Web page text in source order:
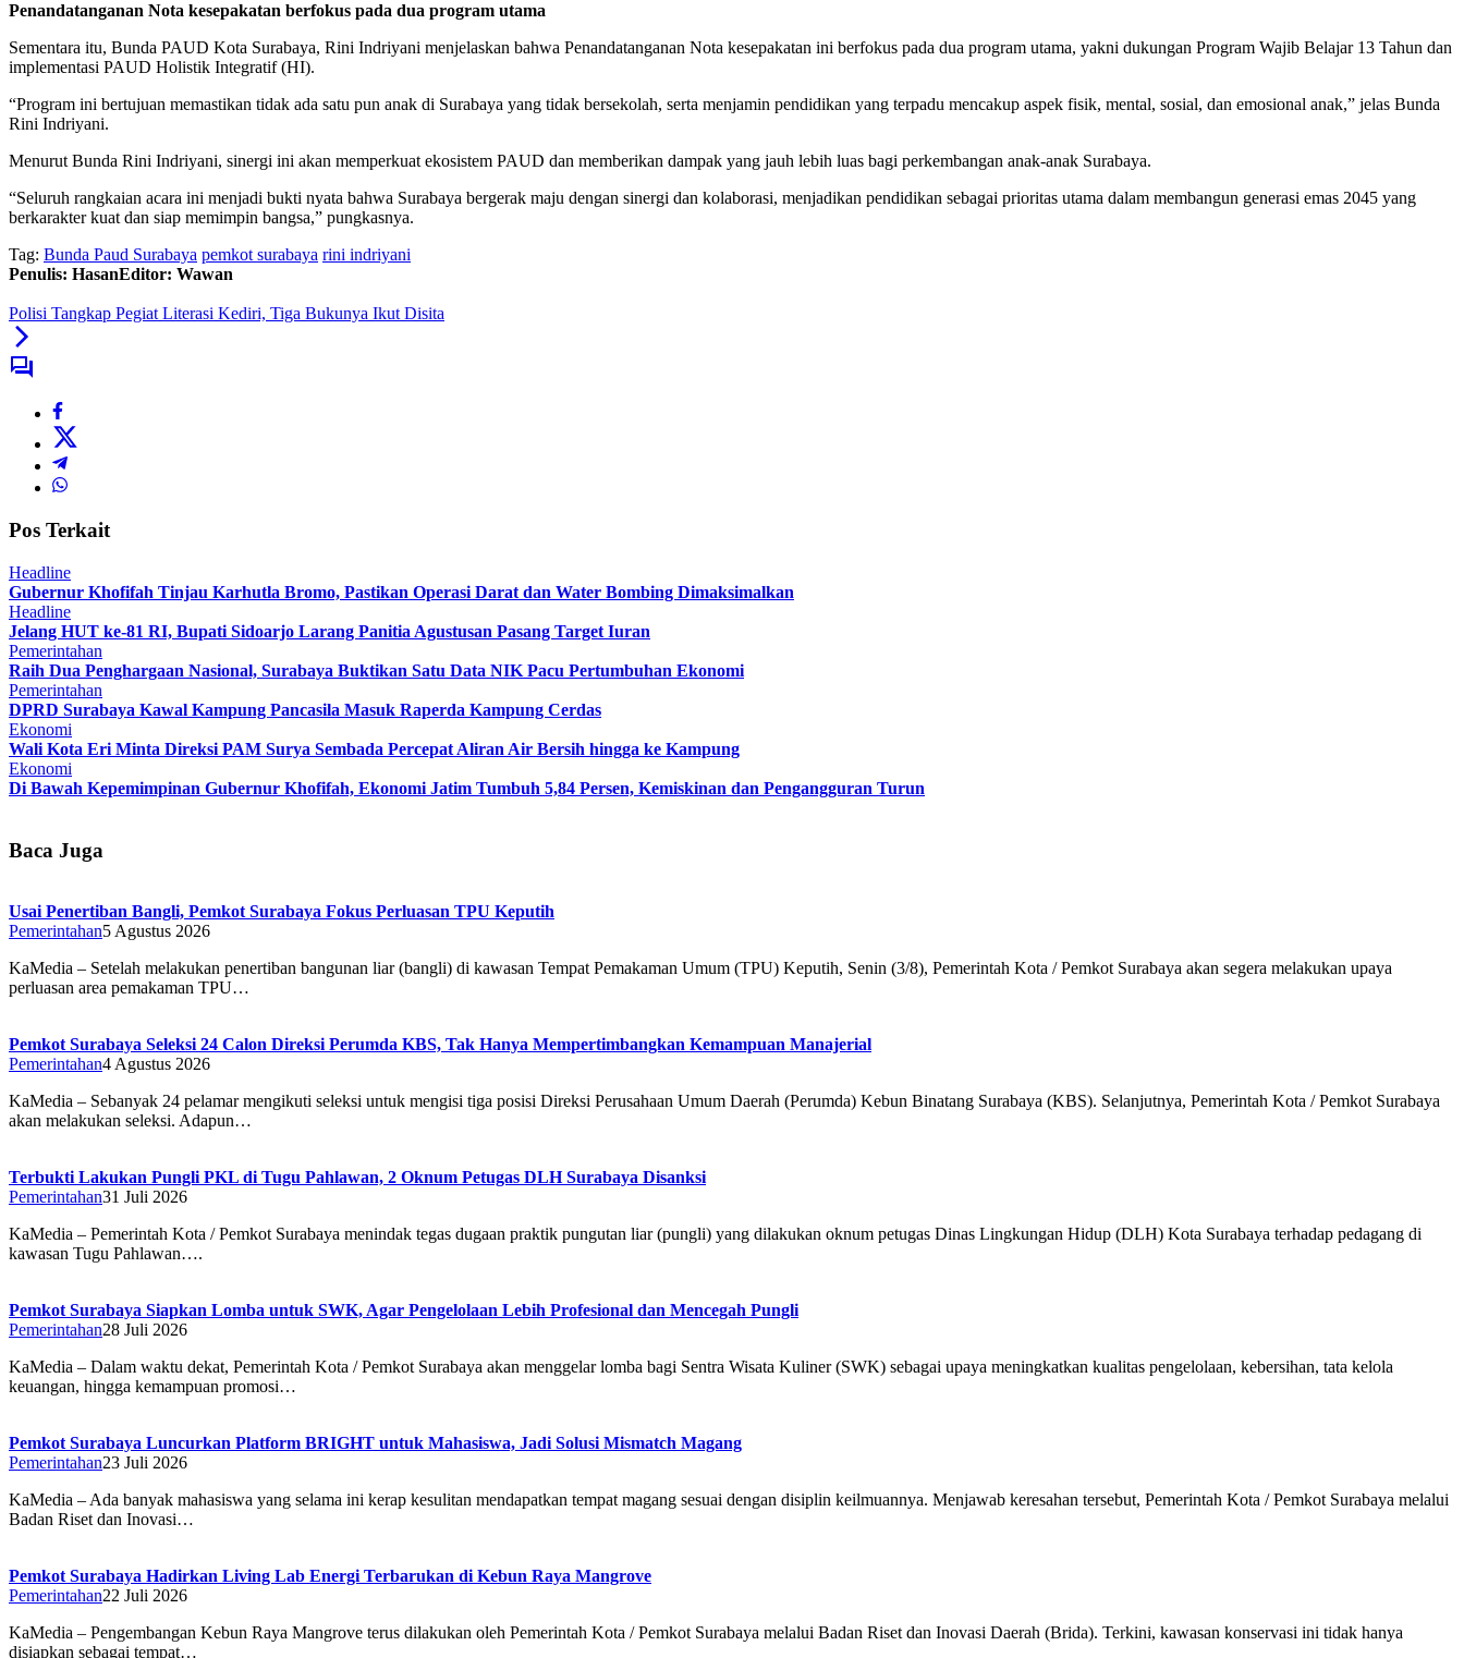
Penandatanganan Nota kesepakatan berfokus pada dua program utama
Sementara itu, Bunda PAUD Kota Surabaya, Rini Indriyani menjelaskan bahwa Penandatanganan Nota kesepakatan ini berfokus pada dua program utama, yakni dukungan Program Wajib Belajar 13 Tahun dan
implementasi PAUD Holistik Integratif (HI).
“Program ini bertujuan memastikan tidak ada satu pun anak di Surabaya yang tidak bersekolah, serta menjamin pendidikan yang terpadu mencakup aspek fisik, mental, sosial, dan emosional anak,” jelas Bunda
Rini Indriyani.
Menurut Bunda Rini Indriyani, sinergi ini akan memperkuat ekosistem PAUD dan memberikan dampak yang jauh lebih luas bagi perkembangan anak-anak Surabaya.
“Seluruh rangkaian acara ini menjadi bukti nyata bahwa Surabaya bergerak maju dengan sinergi dan kolaborasi, menjadikan pendidikan sebagai prioritas utama dalam membangun generasi emas 2045 yang
berkarakter kuat dan siap memimpin bangsa,” pungkasnya.
Tag: Bunda Paud Surabaya pemkot surabaya rini indriyani
Penulis: HasanEditor: Wawan
Polisi Tangkap Pegiat Literasi Kediri, Tiga Bukunya Ikut Disita
Pos Terkait
Headline
Gubernur Khofifah Tinjau Karhutla Bromo, Pastikan Operasi Darat dan Water Bombing Dimaksimalkan
Headline
Jelang HUT ke-81 RI, Bupati Sidoarjo Larang Panitia Agustusan Pasang Target Iuran
Pemerintahan
Raih Dua Penghargaan Nasional, Surabaya Buktikan Satu Data NIK Pacu Pertumbuhan Ekonomi
Pemerintahan
DPRD Surabaya Kawal Kampung Pancasila Masuk Raperda Kampung Cerdas
Ekonomi
Wali Kota Eri Minta Direksi PAM Surya Sembada Percepat Aliran Air Bersih hingga ke Kampung
Ekonomi
Di Bawah Kepemimpinan Gubernur Khofifah, Ekonomi Jatim Tumbuh 5,84 Persen, Kemiskinan dan Pengangguran Turun
Baca Juga
Usai Penertiban Bangli, Pemkot Surabaya Fokus Perluasan TPU Keputih
Pemerintahan5 Agustus 2026
KaMedia – Setelah melakukan penertiban bangunan liar (bangli) di kawasan Tempat Pemakaman Umum (TPU) Keputih, Senin (3/8), Pemerintah Kota / Pemkot Surabaya akan segera melakukan upaya
perluasan area pemakaman TPU…
Pemkot Surabaya Seleksi 24 Calon Direksi Perumda KBS, Tak Hanya Mempertimbangkan Kemampuan Manajerial
Pemerintahan4 Agustus 2026
KaMedia – Sebanyak 24 pelamar mengikuti seleksi untuk mengisi tiga posisi Direksi Perusahaan Umum Daerah (Perumda) Kebun Binatang Surabaya (KBS). Selanjutnya, Pemerintah Kota / Pemkot Surabaya
akan melakukan seleksi. Adapun…
Terbukti Lakukan Pungli PKL di Tugu Pahlawan, 2 Oknum Petugas DLH Surabaya Disanksi
Pemerintahan31 Juli 2026
KaMedia – Pemerintah Kota / Pemkot Surabaya menindak tegas dugaan praktik pungutan liar (pungli) yang dilakukan oknum petugas Dinas Lingkungan Hidup (DLH) Kota Surabaya terhadap pedagang di
kawasan Tugu Pahlawan….
Pemkot Surabaya Siapkan Lomba untuk SWK, Agar Pengelolaan Lebih Profesional dan Mencegah Pungli
Pemerintahan28 Juli 2026
KaMedia – Dalam waktu dekat, Pemerintah Kota / Pemkot Surabaya akan menggelar lomba bagi Sentra Wisata Kuliner (SWK) sebagai upaya meningkatkan kualitas pengelolaan, kebersihan, tata kelola
keuangan, hingga kemampuan promosi…
Pemkot Surabaya Luncurkan Platform BRIGHT untuk Mahasiswa, Jadi Solusi Mismatch Magang
Pemerintahan23 Juli 2026
KaMedia – Ada banyak mahasiswa yang selama ini kerap kesulitan mendapatkan tempat magang sesuai dengan disiplin keilmuannya. Menjawab keresahan tersebut, Pemerintah Kota / Pemkot Surabaya melalui
Badan Riset dan Inovasi…
Pemkot Surabaya Hadirkan Living Lab Energi Terbarukan di Kebun Raya Mangrove
Pemerintahan22 Juli 2026
KaMedia – Pengembangan Kebun Raya Mangrove terus dilakukan oleh Pemerintah Kota / Pemkot Surabaya melalui Badan Riset dan Inovasi Daerah (Brida). Terkini, kawasan konservasi ini tidak hanya
disiapkan sebagai tempat…